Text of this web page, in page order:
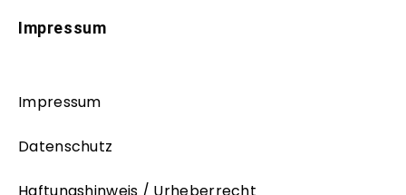
Impressum
Impressum
Datenschutz
Haftungshinweis / Urheberrecht